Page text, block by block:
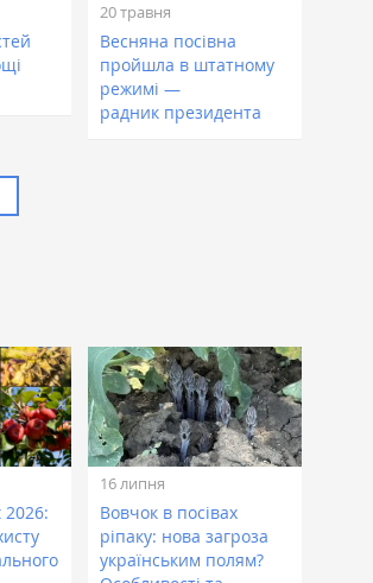
20 травня
Весняна посівна
пройшла в штатному
режимі —
радник президента
16 липня
Вовчок в посівах
ріпаку: нова загроза
українським полям?